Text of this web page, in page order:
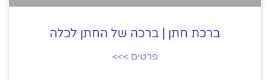
ברכת חתן | ברכה של החתן לכלה
פרטים >>>